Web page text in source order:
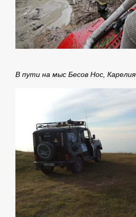
В пути на мыс Бесов Нос, Карелия